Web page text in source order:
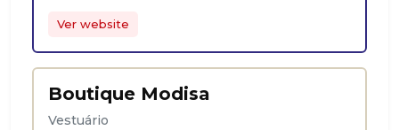
Ver website
Boutique Modisa
Vestuário